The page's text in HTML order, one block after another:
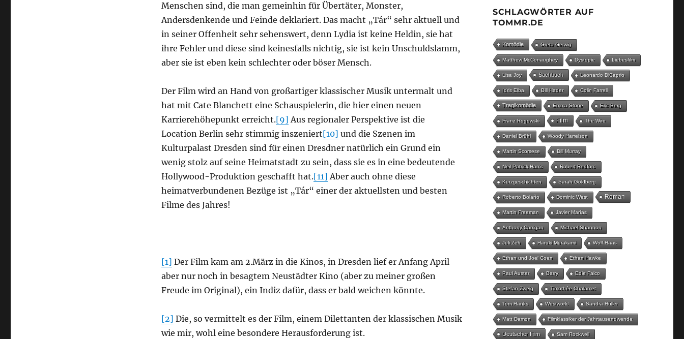
Menschen sind, die man gemeinhin für Übertäter, Monster,
Andersdenkende und Feinde deklariert. Das macht „Tár“ sehr aktuell und
in seiner Offenheit sehr sehenswert, denn Lydia ist keine Heldin, sie hat
ihre Fehler und diese sind keinesfalls nichtig, sie ist kein Unschuldslamm,
aber sie ist eben kein schlechter oder böser Mensch.
Der Film wird an Hand von großartiger klassischer Musik untermalt und
hat mit Cate Blanchett eine Schauspielerin, die hier einen neuen
Karrierehöhepunkt erreicht.[9] Aus regionaler Perspektive ist die
Location Berlin sehr stimmig inszeniert[10] und die Szenen im
Kulturpalast Dresden sind für einen Dresdner natürlich ein Grund ein
wenig stolz auf seine Heimatstadt zu sein, dass sie es in eine bedeutende
Hollywood-Produktion geschafft hat.[11] Aber auch ohne diese
heimatverbundenen Bezüge ist „Tár“ einer der aktuellsten und besten
Filme des Jahres!
[1] Der Film kam am 2.März in die Kinos, in Dresden lief er Anfang April
aber nur noch in besagtem Neustädter Kino (aber zu meiner großen
Freude im Original), ein Indiz dafür, dass er bald weichen könnte.
[2] Die, so vermittelt es der Film, einem Dilettanten der klassischen Musik
wie mir, wohl eine besondere Herausforderung ist.
SCHLAGWÖRTER AUF
TOMMR.DE
Komödie Greta Gerwig
Matthew McConaughey Dystopie Liebesfilm
Lisa Joy Sachbuch Leonardo DiCaprio
Idris Elba Bill Hader Colin Farrell
Tragikomödie Emma Stone Eric Berg
Franz Rogowski Film The Wire
Daniel Brühl Woody Harrelson
Martin Scorsese Bill Murray
Neil Patrick Harris Robert Redford
Kurzgeschichten Sarah Goldberg
Roberto Bolaño Dominic West Roman
Martin Freeman Javier Marías
Anthony Carrigan Michael Shannon
Juli Zeh Haruki Murakami Wolf Haas
Ethan und Joel Coen Ethan Hawke
Paul Auster Barry Edie Falco
Stefan Zweig Timothée Chalamet
Tom Hanks Westworld Sandra Hüller
Matt Damon Filmklassiker der Jahrtausendwende
Deutscher Film Sam Rockwell